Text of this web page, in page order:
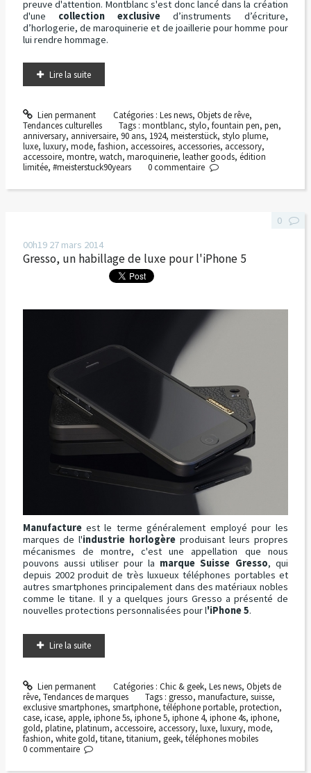
preuve d'attention. Montblanc s'est donc lancé dans la création
d'une collection exclusive d’instruments d’écriture,
d’horlogerie, de maroquinerie et de joaillerie pour homme pour
lui rendre hommage.
Lire la suite
Lien permanent Catégories : Les news, Objets de rêve,
Tendances culturelles
Tags :montblanc,stylo,fountain pen,pen,
anniversary, anniversaire, 90 ans, 1924, meisterstück, stylo plume,
luxe, luxury, mode, fashion, accessoires, accessories, accessory,
accessoire, montre, watch, maroquinerie, leather goods, édition
limitée, #meisterstuck90years 0commentaire
00h19 27 mars 2014
Gresso, un habillage de luxe pour l'iPhone 5
Manufactureest le terme généralement employé pour les
marques de l'industrie horlogère produisant leurs propres
mécanismes de montre, c'est une appellation que nous
pouvons aussi utiliser pour la marque Suisse Gresso, qui
depuis 2002 produit de très luxueux téléphones portables et
autres smartphones principalement dans des matériaux nobles
comme le titane. Il y a quelques jours Gresso a présenté de
nouvelles protections personnalisées pour l'iPhone 5.
Lire la suite
Lien permanent Catégories : Chic & geek, Les news, Objets de
rêve, Tendances de marques Tags :gresso,manufacture,suisse,
exclusive smartphones, smartphone, téléphone portable, protection,
case, icase, apple, iphone 5s, iphone 5, iphone 4, iphone 4s, iphone,
gold, platine, platinum, accessoire, accessory, luxe, luxury, mode,
fashion, white gold, titane, titanium, geek, téléphones mobiles
0
0 commentaire